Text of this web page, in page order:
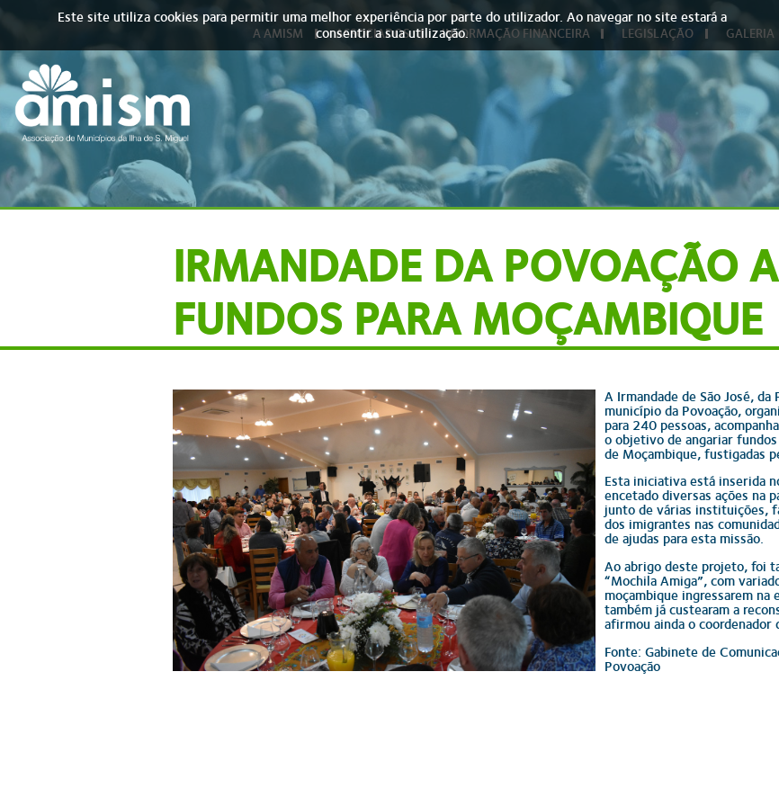
Este site utiliza cookies para permitir uma melhor experiência por parte do utilizador. Ao navegar no site estará a
consentir a sua utilização.
A AMISM ASSOCIADOS INFORMAÇÃO FINANCEIRA LEGISLAÇÃO GALERIA
IRMANDADE DA POVOAÇÃO
FUNDOS PARA MOÇAMBIQUE
A Irmandade de São José, da
município da Povoação,
para 240 pessoas,
o objetivo de angariar
de Moçambique, fustigadas
Esta iniciativa está inserida
encetado diversas ações na
junto de várias instituições,
dos imigrantes nas
de ajudas para esta missão.
Ao abrigo deste projeto, foi
“Mochila Amiga”, com
moçambique ingressarem na
também já custearam a
afirmou ainda o coordenador
Fonte: Gabinete de
Povoação